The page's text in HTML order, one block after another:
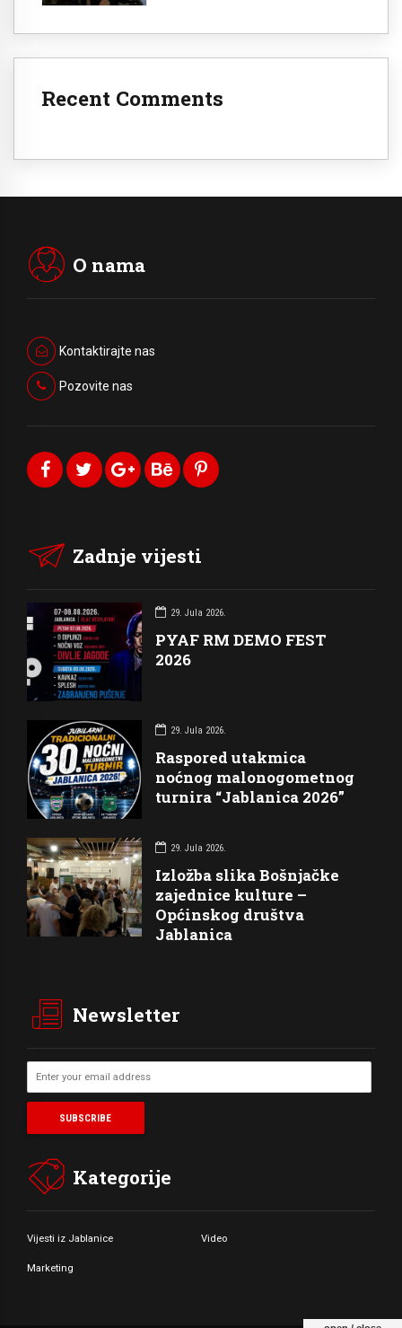
Recent Comments
O nama
Kontaktirajte nas
Pozovite nas
Zadnje vijesti
29. Jula 2026.
PYAF RM DEMO FEST
2026
29. Jula 2026.
Raspored utakmica
noćnog malonogometnog
turnira “Jablanica 2026”
29. Jula 2026.
Izložba slika Bošnjačke
zajednice kulture –
Općinskog društva
Jablanica
Newsletter
Kategorije
Vijesti iz Jablanice Video
Marketing